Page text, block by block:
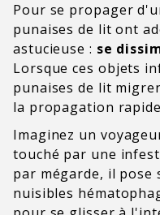
Pour se propager
punaises de lit ont
astucieuse : se
Lorsque ces objets
punaises de lit
la propagation
Imaginez un
touché par une
par mégarde, il pose
nuisibles